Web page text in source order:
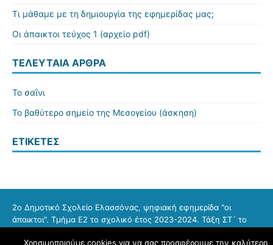
Τι μάθαμε με τη δημιουργία της εφημερίδας μας;
Οι άπαικτοι τεύχος 1 (αρχείο pdf)
ΤΕΛΕΥΤΑΊΑ ΆΡΘΡΑ
Το σαΐνι
Το βαθύτερο σημείο της Μεσογείου (άσκηση)
ΕΤΙΚΈΤΕΣ
2ο Δημοτικό Σχολείο Ελασσόνας, ψηφιακή εφημερίδα "οι
άπαικτοι". Τμήμα Ε2 το σχολικό έτος 2023-2024. Τάξη ΣΤ´ το
Χρησιμοποιούμε cookies για να σας προσφέρουμε την καλύτερη